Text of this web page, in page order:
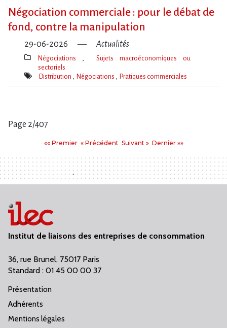
Négociation commerciale : pour le débat de
fond, contre la manipulation
29-06-2026 Actualités
Thèmes(s)
Négociations
Sujets macroéconomiques ou
sectoriels
Mot(s)-
Distribution Négociations Pratiques commerciales
Page 2/407
«« PremierPremier
« PrécédentPrécédent
Suivant
Suivant » Dernier
Dernier »»
Institut de liaisons des entreprises de consommation
36, rue Brunel, 75017 Paris
Standard : 01 45 00 00 37
Présentation
Adhérents
Mentions légales